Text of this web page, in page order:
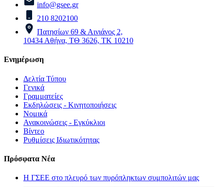
info@gsee.gr
210 8202100
Πατησίων 69 & Αινιάνος 2,
10434 Αθήνα, ΤΘ 3626, ΤΚ 10210
Ενημέρωση
Δελτία Τύπου
Γενικά
Γραμματείες
Εκδηλώσεις - Κινητοποιήσεις
Νομικά
Ανακοινώσεις - Εγκύκλιοι
Βίντεο
Ρυθμίσεις Ιδιωτικότητας
Πρόσφατα Νέα
H ΓΣΕΕ στο πλευρό των πυρόπληκτων συμπολιτών μας